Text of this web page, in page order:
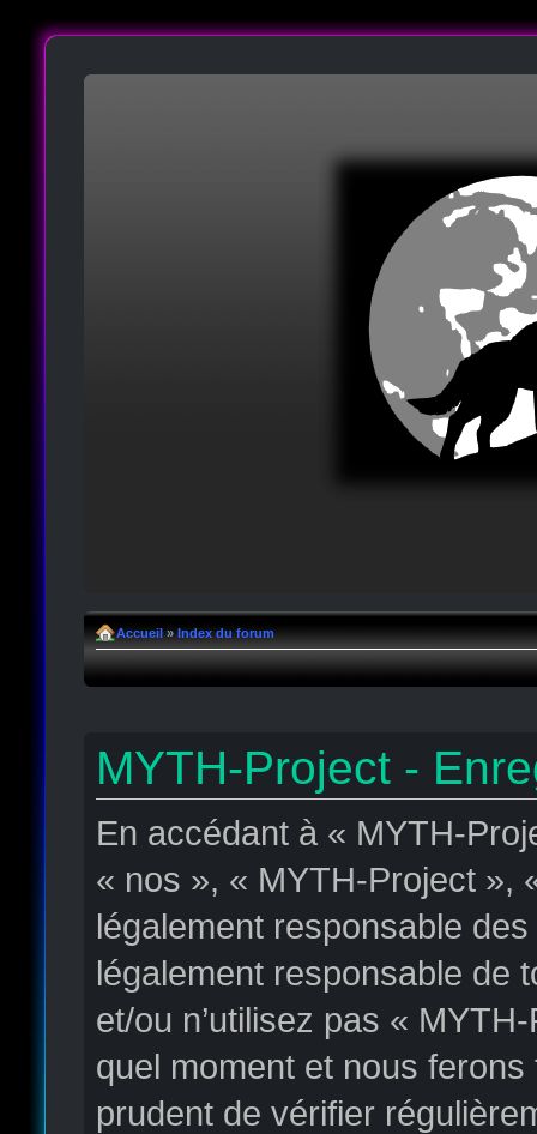
Accueil » Index du forum
MYTH-Project -
En accédant à « MYTH-
« nos », « MYTH-Project »,
légalement responsable
légalement responsable de
et/ou n’utilisez pas «
quel moment et nous
prudent de vérifier